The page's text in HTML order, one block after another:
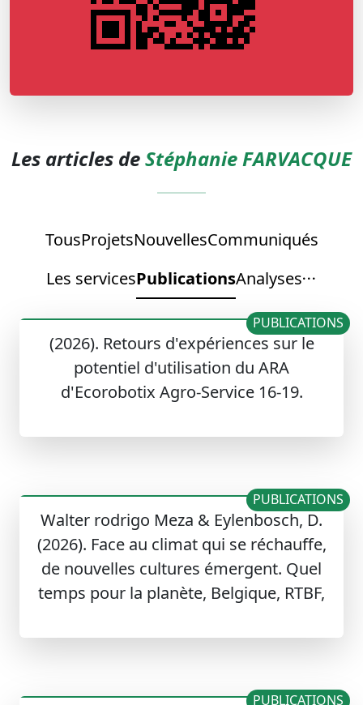
Les articles deStéphanie FARVACQUE
TousProjetsNouvellesCommuniqués
Les servicesPublicationsAnalyses
(2026). Retours d'expériences sur le
potentiel d'utilisation du ARA
d'Ecorobotix Agro-Service 16-19.
PUBLICATIONS
Walter rodrigo Meza & Eylenbosch, D.
(2026). Face au climat qui se réchauffe,
de nouvelles cultures émergent. Quel
temps pour la planète, Belgique, RTBF,
PUBLICATIONS
PUBLICATIONS